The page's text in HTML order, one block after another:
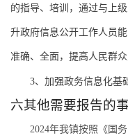
的指导、培训，通过与上
升政府信息公开工作人员
准确、全面，提高人民群
3、加强政务信息化基
六其他需要报告的
2024年我镇按照《国